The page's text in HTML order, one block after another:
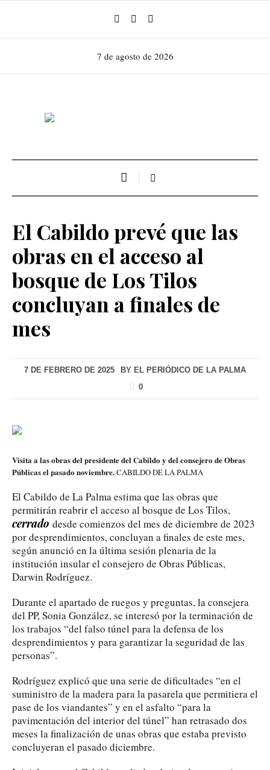
7 de agosto de 2026
El Cabildo prevé que las
obras en el acceso al
bosque de Los Tilos
concluyan a finales de
mes
7 DE FEBRERO DE 2025 BY EL PERIÓDICO DE LA PALMA
0
Visita a las obras del presidente del Cabildo y del consejero de Obras
Públicas el pasado noviembre.CABILDO DE LA PALMA
El Cabildo de La Palma estima que las obras que
permitirán reabrir el acceso al bosque de Los Tilos,
cerrado desde comienzos del mes de diciembre de 2023
por desprendimientos, concluyan a finales de este mes,
según anunció en la última sesión plenaria de la
institución insular el consejero de Obras Públicas,
Darwin Rodríguez.
Durante el apartado de ruegos y preguntas, la consejera
del PP, Sonia González, se interesó por la terminación de
los trabajos “del falso túnel para la defensa de los
desprendimientos y para garantizar la seguridad de las
personas”.
Rodríguez explicó que una serie de dificultades “en el
suministro de la madera para la pasarela que permitiera el
pase de los viandantes” y en el asfalto “para la
pavimentación del interior del túnel” han retrasado dos
meses la finalización de unas obras que estaba previsto
concluyeran el pasado diciembre.